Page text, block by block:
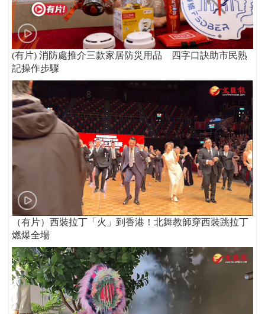
(有片) 消防處推介三款家居防災用品 四字口訣助市民熟
記操作步驟
（有片）西裝拉丁「火」到香港！北舞教師穿西裝跳拉丁
燃爆全場